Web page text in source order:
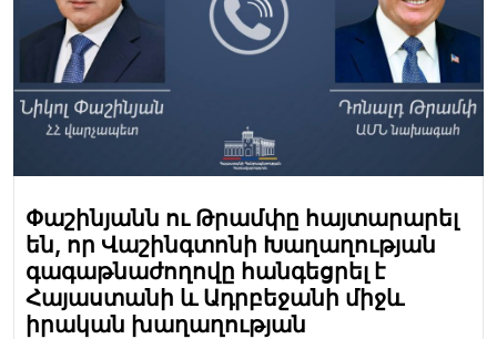
Փաշինյանն ու Թրամփը հայտարարել
են, որ Վաշինգտոնի Խաղաղության
գագաթնաժողովը հանգեցրել է
Հայաստանի և Ադրբեջանի միջև
իրական խաղաղության